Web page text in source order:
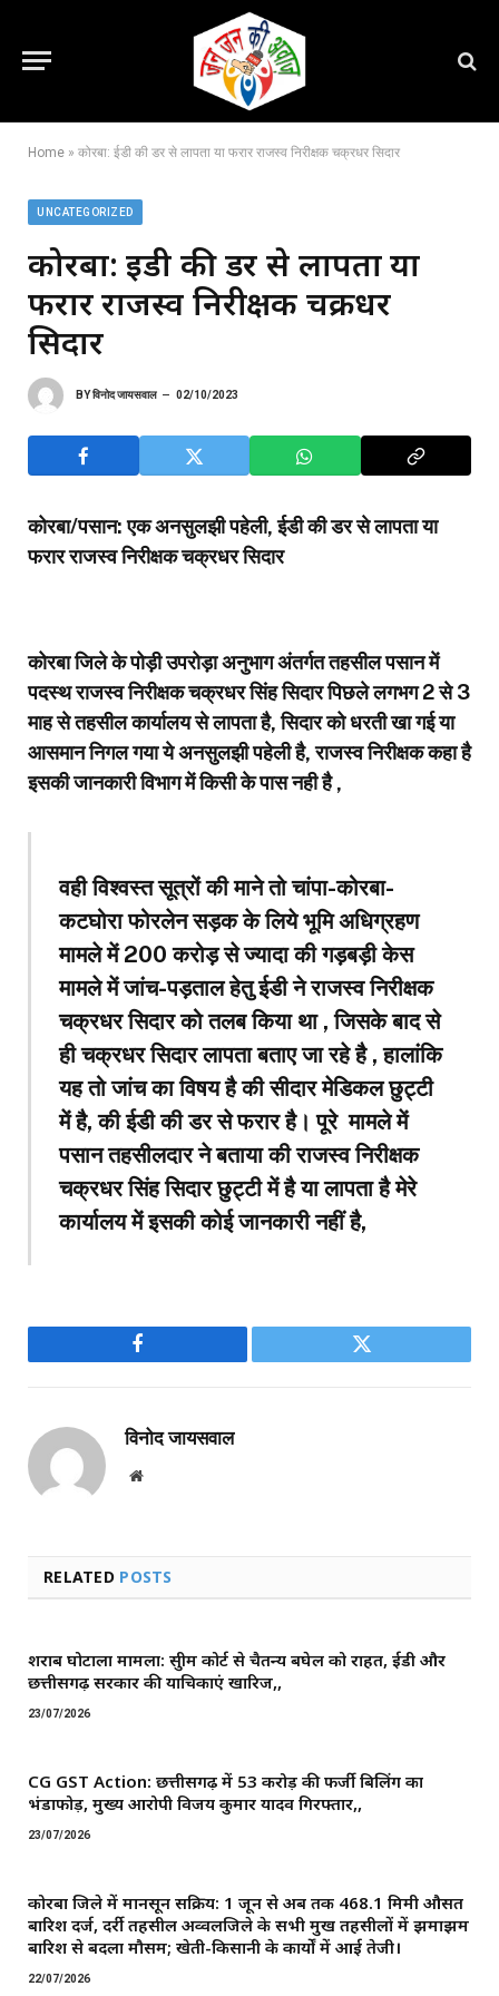
Home » कोरबा: ईडी की डर से लापता या फरार राजस्व निरीक्षक चक्रधर सिदार
UNCATEGORIZED
कोरबा: ईडी की डर से लापता या
फरार राजस्व निरीक्षक चक्रधर
सिदार
BYविनोद जायसवाल 02/10/2023
कोरबा/पसान: एक अनसुलझी पहेली, ईडी की डर से लापता या
फरार राजस्व निरीक्षक चक्रधर सिदार
कोरबा जिले के पोड़ी उपरोड़ा अनुभाग अंतर्गत तहसील पसान में
पदस्थ राजस्व निरीक्षक चक्रधर सिंह सिदार पिछले लगभग 2 से 3
माह से तहसील कार्यालय से लापता है, सिदार को धरती खा गई या
आसमान निगल गया ये अनसुलझी पहेली है, राजस्व निरीक्षक कहा है
इसकी जानकारी विभाग में किसी के पास नही है ,
वही विश्वस्त सूत्रों की माने तो चांपा-कोरबा-
कटघोरा फोरलेन सड़क के लिये भूमि अधिग्रहण
मामले में 200 करोड़ से ज्यादा की गड़बड़ी केस
मामले में जांच-पड़ताल हेतु ईडी ने राजस्व निरीक्षक
चक्रधर सिदार को तलब किया था , जिसके बाद से
ही चक्रधर सिदार लापता बताए जा रहे है , हालांकि
यह तो जांच का विषय है की सीदार मेडिकल छुट्टी
में है, की ईडी की डर से फरार है। पूरे मामले में
पसान तहसीलदार ने बताया की राजस्व निरीक्षक
चक्रधर सिंह सिदार छुट्टी में है या लापता है मेरे
कार्यालय में इसकी कोई जानकारी नहीं है,
Facebook Twitter
विनोद जायसवाल
Website
RELATED POSTS
शराब घोटाला मामला: सुप्रीम कोर्ट से चैतन्य बघेल को राहत, ईडी और
छत्तीसगढ़ सरकार की याचिकाएं खारिज,,
23/07/2026
CG GST Action: छत्तीसगढ़ में 53 करोड़ की फर्जी बिलिंग का
भंडाफोड़, मुख्य आरोपी विजय कुमार यादव गिरफ्तार,,
23/07/2026
कोरबा जिले में मानसून सक्रिय: 1 जून से अब तक 468.1 मिमी औसत
बारिश दर्ज, दर्री तहसील अव्वलजिले के सभी प्रमुख तहसीलों में झमाझम
बारिश से बदला मौसम; खेती-किसानी के कार्यों में आई तेजी।
22/07/2026